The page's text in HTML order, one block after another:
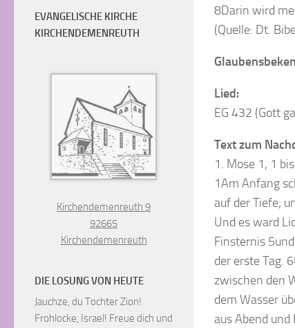
8Darin wird
(Quelle: Dt.
Lied:
EG 432 (Gott
Text zum
1. Mose 1, 1
1Am Anfang
auf der Tiefe;
Und es ward
Finsternis
der erste Tag.
zwischen den
dem Wasser
aus Abend
EVANGELISCHE KIRCHE
KIRCHENDEMENREUTH
Kirchendemenreuth 9
92665
Kirchendemenreuth
DIE LOSUNG VON HEUTE
Jauchze, du Tochter Zion!
Frohlocke, Israel! Freue dich und